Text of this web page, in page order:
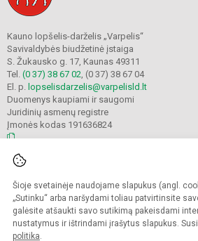
Šioje svetainėje naudojame slapukus (angl.
„Sutinku“ arba naršydami toliau patvirtinsite
galėsite atšaukti savo sutikimą pakeisdami
nustatymus ir ištrindami įrašytus slapukus.
politika.
Kauno lopšelis-darželis „Varpelis“
Savivaldybės biudžetinė įstaiga
S. Žukausko g. 17, Kaunas 49311
Tel. (0 37) 38 67 02, (0 37) 38 67 04
El. p. lopselisdarzelis@varpelisld.lt
Duomenys kaupiami ir saugomi
Juridinių asmenų registre
Įmonės kodas 191636824
Kopijuoti turinį be raštiško įstaigos administracijos
Prieinamumo paraiška